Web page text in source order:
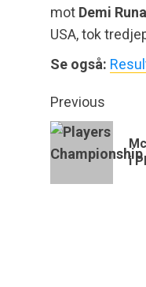
mot Demi
USA, tok
Se også:
Previous
i